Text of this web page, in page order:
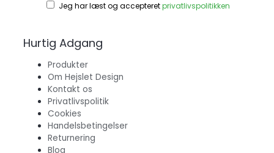
Jeg har læst og accepteretprivatlivspolitikken
Hurtig Adgang
Produkter
Om Hejslet Design
Kontakt os
Privatlivspolitik
Cookies
Handelsbetingelser
Returnering
Blog